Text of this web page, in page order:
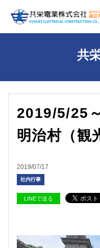
共
2019/5/25
明治村（観
2019/07/17
社内行事
LINEで送る